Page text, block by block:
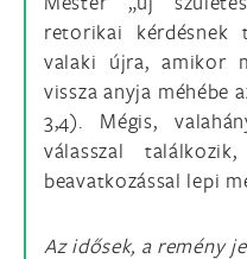
retorikai kérdésnek
valaki újra, amikor
vissza anyja méhébe
3,4). Mégis,
válasszal
beavatkozással lepi
Az idősek, a remény